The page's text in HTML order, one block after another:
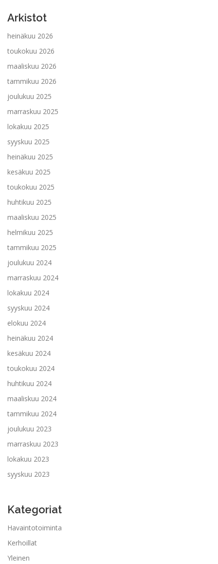
Arkistot
heinäkuu 2026
toukokuu 2026
maaliskuu 2026
tammikuu 2026
joulukuu 2025
marraskuu 2025
lokakuu 2025
syyskuu 2025
heinäkuu 2025
kesäkuu 2025
toukokuu 2025
huhtikuu 2025
maaliskuu 2025
helmikuu 2025
tammikuu 2025
joulukuu 2024
marraskuu 2024
lokakuu 2024
syyskuu 2024
elokuu 2024
heinäkuu 2024
kesäkuu 2024
toukokuu 2024
huhtikuu 2024
maaliskuu 2024
tammikuu 2024
joulukuu 2023
marraskuu 2023
lokakuu 2023
syyskuu 2023
Kategoriat
Havaintotoiminta
Kerhoillat
Yleinen